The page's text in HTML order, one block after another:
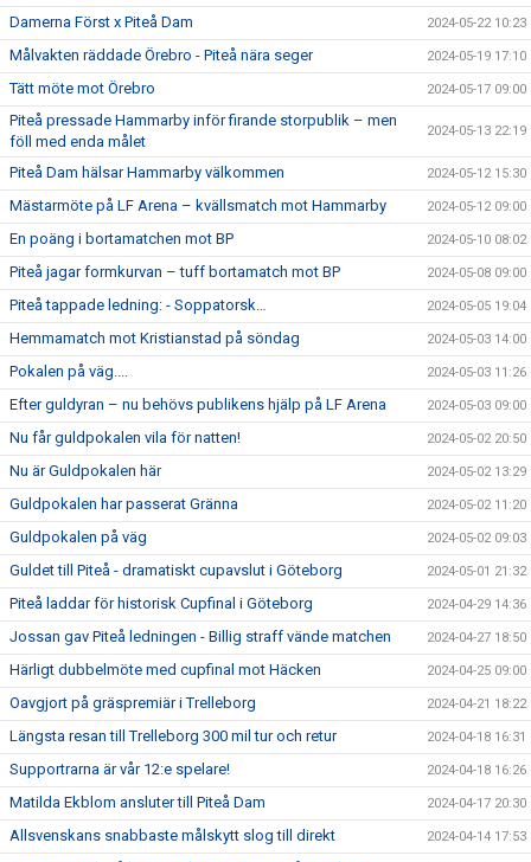
Damerna Först x Piteå Dam 2024-05-22 10:23
Målvakten räddade Örebro - Piteå nära seger 2024-05-19 17:10
Tätt möte mot Örebro 2024-05-17 09:00
Piteå pressade Hammarby inför firande storpublik – men
föll med enda målet
2024-05-13 22:19
Piteå Dam hälsar Hammarby välkommen 2024-05-12 15:30
Mästarmöte på LF Arena – kvällsmatch mot Hammarby 2024-05-12 09:00
En poäng i bortamatchen mot BP 2024-05-10 08:02
Piteå jagar formkurvan – tuff bortamatch mot BP 2024-05-08 09:00
Piteå tappade ledning: - Soppatorsk… 2024-05-05 19:04
Hemmamatch mot Kristianstad på söndag 2024-05-03 14:00
Pokalen på väg.... 2024-05-03 11:26
Efter guldyran – nu behövs publikens hjälp på LF Arena 2024-05-03 09:00
Nu får guldpokalen vila för natten! 2024-05-02 20:50
Nu är Guldpokalen här 2024-05-02 13:29
Guldpokalen har passerat Gränna 2024-05-02 11:20
Guldpokalen på väg 2024-05-02 09:03
Guldet till Piteå - dramatiskt cupavslut i Göteborg 2024-05-01 21:32
Piteå laddar för historisk Cupfinal i Göteborg 2024-04-29 14:36
Jossan gav Piteå ledningen - Billig straff vände matchen 2024-04-27 18:50
Härligt dubbelmöte med cupfinal mot Häcken 2024-04-25 09:00
Oavgjort på gräspremiär i Trelleborg 2024-04-21 18:22
Längsta resan till Trelleborg 300 mil tur och retur 2024-04-18 16:31
Supportrarna är vår 12:e spelare! 2024-04-18 16:26
Matilda Ekblom ansluter till Piteå Dam 2024-04-17 20:30
Allsvenskans snabbaste målskytt slog till direkt 2024-04-14 17:53